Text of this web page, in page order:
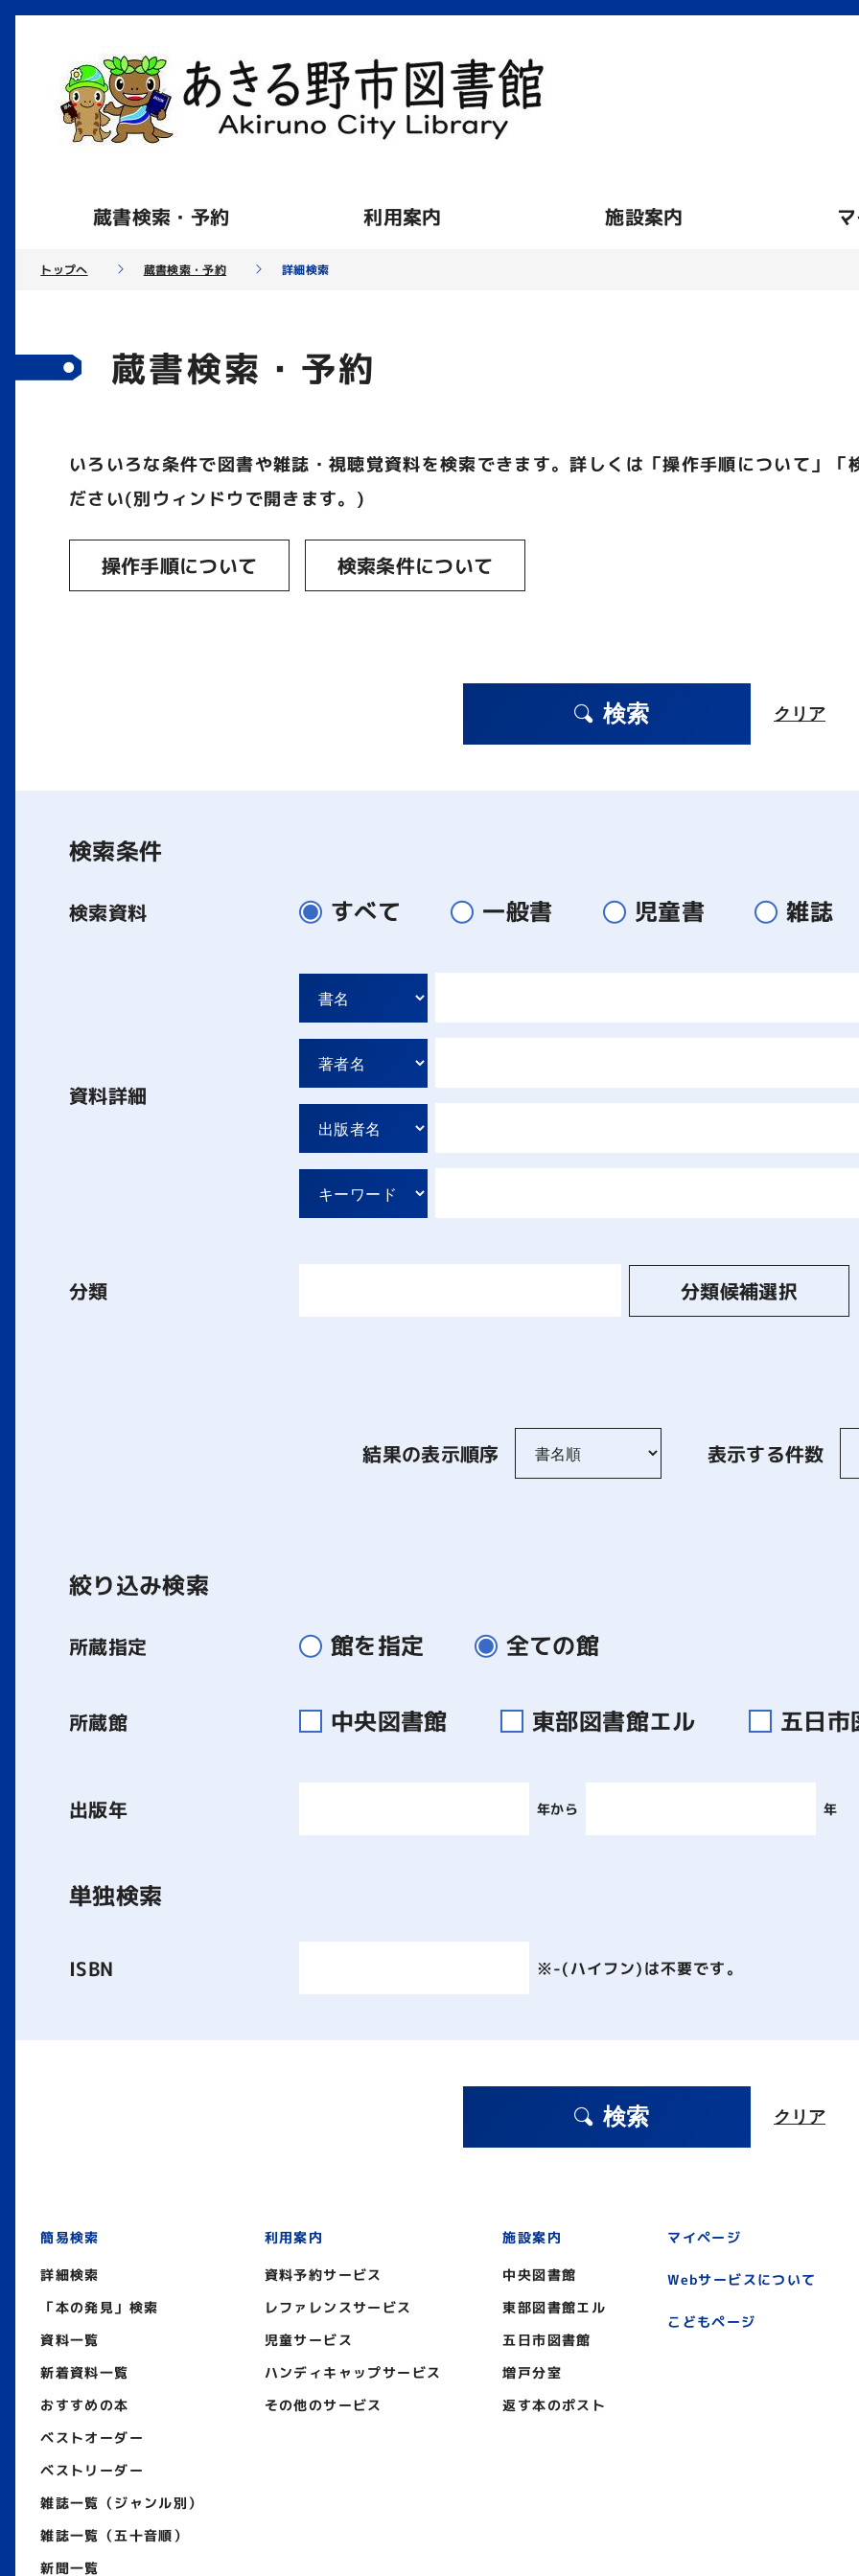
蔵書検索・予約 利用案内 施設案内
トップへ 蔵書検索・予約 詳細検索
蔵書検索・予約
いろいろな条件で図書や雑誌・視聴覚資料を検索できます。詳しくは「操作手順について」
ださい(別ウィンドウで開きます。)
操作手順について 検索条件について
検索 クリア
検索条件
検索資料 すべて 一般書 児童書 雑誌
資料詳細
分類 分類候補選択
結果の表示順序 表示する件数
絞り込み検索
所蔵指定 館を指定 全ての館
所蔵館 中央図書館 東部図書館エル 五日
出版年 年から 年
単独検索
ISBN ※-(ハイフン)は不要です。
検索 クリア
簡易検索
詳細検索
「本の発見」検索
資料一覧
新着資料一覧
おすすめの本
ベストオーダー
ベストリーダー
雑誌一覧（ジャンル別）
雑誌一覧（五十音順）
新聞一覧
利用案内
資料予約サービス
レファレンスサービス
児童サービス
ハンディキャップサービス
その他のサービス
施設案内
中央図書館
東部図書館エル
五日市図書館
増戸分室
返す本のポスト
マイページ
Webサービスについて
こどもページ